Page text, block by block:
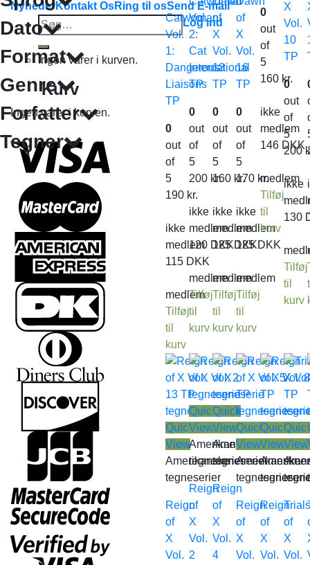
NyhederKontakt OsRing til osSend E-mail
Søg
efter:
Log ind
Ingen varer i kurven.
Kurv
Ingen varer i kurven.
Dato
Format
Genre
Forfatter
Tegner
Catwoman
Vol.
1:
Dangerous
Liaisons
TP
0
out
of
5
190 kr.
ikke
medlem
115 DKK
medlem
Tilføj
til
kurv
Vol.
2:
Cat
International
TP
0
out
of
5
200 kr.
ikke
medlem
120 DKK
medlem
Tilføj
til
kurv
of
X
Vol.
13
TP
0
out
of
5
160 kr.
ikke
medlem
125DKK
medlem
Tilføj
til
kurv
of
X
Vol.
16
TP
0
out
of
5
170 kr.
ikke
medlem
125DKK
medlem
Tilføj
til
kurv
0
out
of
5
160 kr.
ikke
medlem
146 DKK
medlem
Tilføj
til
kurv
X
Vol.
10
TP
0
out
of
5
200
ikke
130
Tilføj
til
kurv
Quick
View
Amerikanske
tegneserier
Reign
of
X
Vol.
Quick
View
Amerikanske
tegneserier
Reign
of
X
Vol.
2
Quick
View
Amerikanske
tegneserier
Reign
of
X
Vol.
4
Quick
View
Amerikanske
tegneserier
Reign
of
X
Vol.
Quick
View
Reign
of
X
Vol.
View
Trials
of
X
Vol.